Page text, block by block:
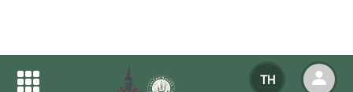
TH
ศูนย์ประสานงาน อพ.สธ.-